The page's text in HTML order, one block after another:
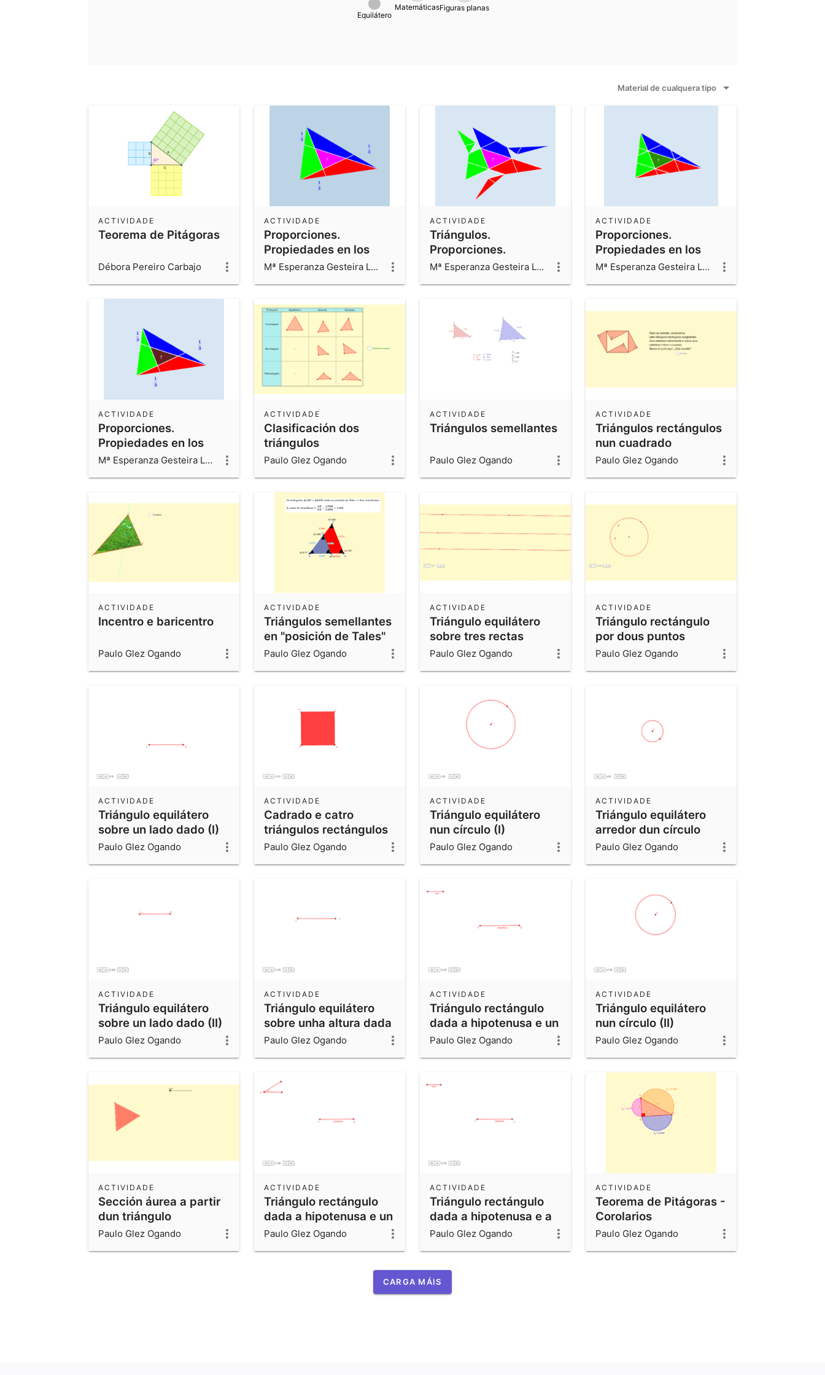
Figuras planas
Matemáticas
Equilátero
Material de cualquera tipo
Teorema de Pitágoras
ACTIVIDADE
Débora Pereiro Carbajo
Proporciones.
Propiedades en los
triángulos
ACTIVIDADE
Mª Esperanza Gesteira Losada
Triángulos.
Proporciones.
ACTIVIDADE
Mª Esperanza Gesteira Losada
Proporciones.
Propiedades en los
triángulos
ACTIVIDADE
Mª Esperanza Gesteira Losada
Proporciones.
Propiedades en los
triángulos
ACTIVIDADE
Mª Esperanza Gesteira Losada
Clasificación dos
triángulos
ACTIVIDADE
Paulo Glez Ogando
Triángulos semellantes
ACTIVIDADE
Paulo Glez Ogando
Triángulos rectángulos
nun cuadrado
ACTIVIDADE
Paulo Glez Ogando
Incentro e baricentro
ACTIVIDADE
Paulo Glez Ogando
Triángulos semellantes
en "posición de Tales"
ACTIVIDADE
Paulo Glez Ogando
Triángulo equilátero
sobre tres rectas
paralelas
ACTIVIDADE
Paulo Glez Ogando
Triángulo rectángulo
por dous puntos
interiores ao círculo
ACTIVIDADE
Paulo Glez Ogando
Triángulo equilátero
sobre un lado dado (I)
ACTIVIDADE
Paulo Glez Ogando
Cadrado e catro
triángulos rectángulos
nun cadrado
ACTIVIDADE
Paulo Glez Ogando
Triángulo equilátero
nun círculo (I)
ACTIVIDADE
Paulo Glez Ogando
Triángulo equilátero
arredor dun círculo
ACTIVIDADE
Paulo Glez Ogando
Triángulo equilátero
sobre un lado dado (II)
ACTIVIDADE
Paulo Glez Ogando
Triángulo equilátero
sobre unha altura dada
ACTIVIDADE
Paulo Glez Ogando
Triángulo rectángulo
dada a hipotenusa e un
lado
ACTIVIDADE
Paulo Glez Ogando
Triángulo equilátero
nun círculo (II)
ACTIVIDADE
Paulo Glez Ogando
Sección áurea a partir
dun triángulo
rectángulo
ACTIVIDADE
Paulo Glez Ogando
Triángulo rectángulo
dada a hipotenusa e un
ángulo
ACTIVIDADE
Paulo Glez Ogando
Triángulo rectángulo
dada a hipotenusa e a
altura
ACTIVIDADE
Paulo Glez Ogando
Teorema de Pitágoras -
Corolarios
ACTIVIDADE
Paulo Glez Ogando
CARGA MÁIS